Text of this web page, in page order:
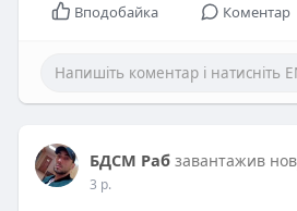
Вподобайка Коментар
БДСМ Раб завантажив
3 р.